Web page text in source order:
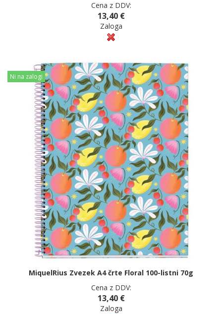
Cena z DDV:
13,40 €
Zaloga
Ni na zalogi
MiquelRius Zvezek A4 črte Floral 100-listni 70g
Cena z DDV:
13,40 €
Zaloga